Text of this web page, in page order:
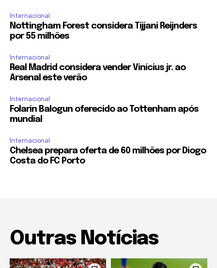
Internacional
Nottingham Forest considera Tijjani Reijnders
por 55 milhões
Internacional
Real Madrid considera vender Vinícius jr. ao
Arsenal este verão
Internacional
Folarin Balogun oferecido ao Tottenham após
mundial
Internacional
Chelsea prepara oferta de 60 milhões por Diogo
Costa do FC Porto
Outras Notícias